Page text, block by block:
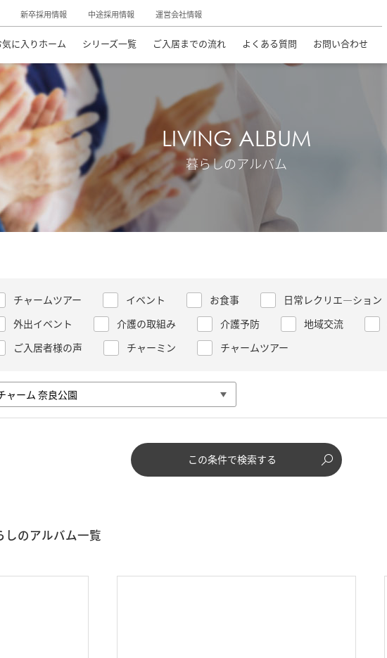
新卒採用情報 中途採用情報 運営会社情報
気に入りホーム シリーズ一覧 ご入居までの流れ よくある質問 お問い合わせ
LIVING ALBUM
暮らしのアルバム
チャームツアー イベント お食事 日常レクリエ―ション
外出イベント
介護の取組み 介護予防 地域交流
ご入居者様の声
チャーミン チャームツアー
この条件で検索する
しのアルバム一覧